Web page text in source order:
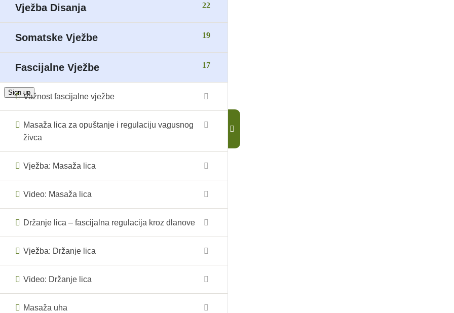
Vježba Disanja 22
Somatske Vježbe 19
Fascijalne Vježbe 17
Važnost fascijalne vježbe
Masaža lica za opuštanje i regulaciju vagusnog
živca
Vježba: Masaža lica
Video: Masaža lica
Držanje lica – fascijalna regulacija kroz dlanove
Vježba: Držanje lica
Video: Držanje lica
Masaža uha